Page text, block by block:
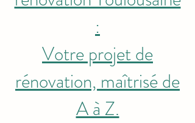
:
Votre projet de
rénovation, maîtrisé de
A à Z.